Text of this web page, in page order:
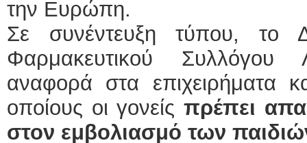
την Ευρώπη.
Σε συνέντευξη τύπου, το
Φαρμακευτικού Συλλόγου
αναφορά στα επιχειρήματα
οποίους οι γονείς πρέπει
στον εμβολιασμό των